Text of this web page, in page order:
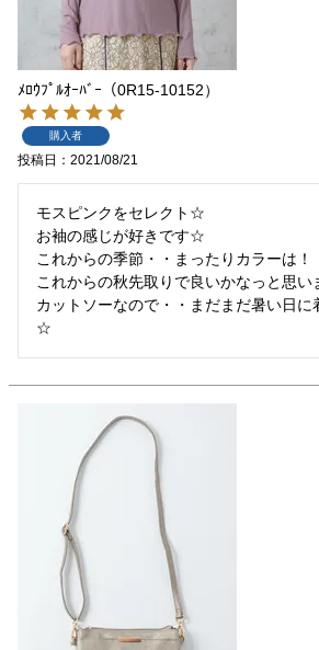
ﾒﾛｳﾌﾟﾙｵｰﾊﾞｰ（0R15-10152）
購入者
投稿日 2021/08/21
モスピンクをセレクト☆
お袖の感じが好きです☆
これからの季節・・まったりカラーは！
これからの秋先取りで良いかなっと思
カットソーなので・・まだまだ暑い日に
☆